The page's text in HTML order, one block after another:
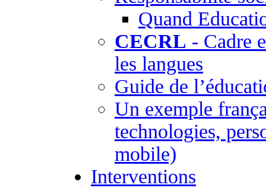
Quand
CECRL - Cadre
les langues
Guide de
Un exemple
technologies,
mobile)
Interventions